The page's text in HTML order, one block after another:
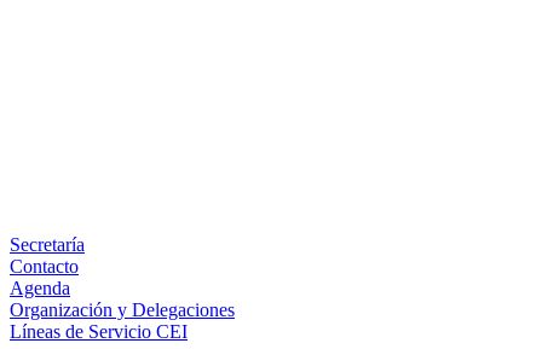
Secretaría
Contacto
Agenda
Organización y Delegaciones
Líneas de Servicio CEI